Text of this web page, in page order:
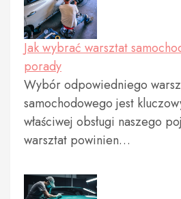
Jak wybrać warsztat
porady
Wybór odpowiedniego
samochodowego jest
właściwej obsługi naszego
warsztat powinien…